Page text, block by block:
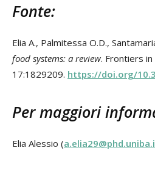
Fonte:
Elia A., Palmitessa O.D.,
food systems: a review. Frontiers in
17:1829209. https://doi.org/
Per maggiori
Elia Alessio (